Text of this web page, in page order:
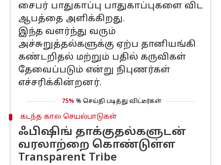
சைபர் பாதுகாப்பு பாதுகாப்புகளை விட
ஆபத்தை அளிக்கிறது.
இந்த வளர்ந்து வரும்
அச்சுறுத்தல்களுக்கு ஏற்ப தானியங்கி
கண்டறிதல் மற்றும் பதில் கருவிகள்
தேவைப்படும் என்று நிபுணர்கள்
எச்சரிக்கின்றனர்.
75% % செய்தி படித்து விட்டீர்கள்
கடந்த கால செயல்பாடுகள்
ஃபிஷிங் தாக்குதல்களுடன்
வரலாற்றை கொண்டுள்ள
Transparent Tribe